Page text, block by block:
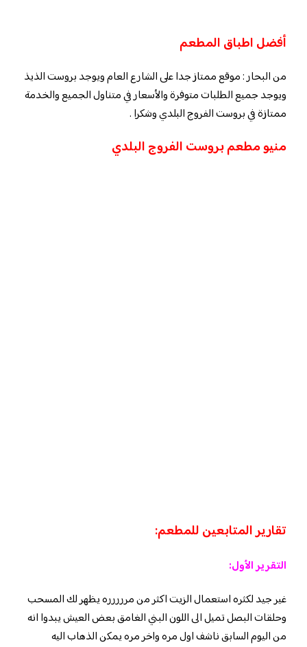
أفضل اطباق المطعم
من البحار : موقع ممتاز جدا على الشارع العام ويوجد بروست الذيذ
ويوجد جميع الطلبات متوفرة والأسعار في متناول الجميع والخدمة
ممتازة في بروست الفروج البلدي وشكرا .
منيو مطعم بروست الفروج البلدي
تقارير المتابعين للمطعم:
التقرير الأول:
غير جيد لكثره استعمال الزيت اكثر من مررررره يظهر لك المسحب
وحلقات البصل تميل الى اللون البني الغامق بعض العيش يبدوا انه
من اليوم السابق ناشف اول مره واخر مره يمكن الذهاب اليه